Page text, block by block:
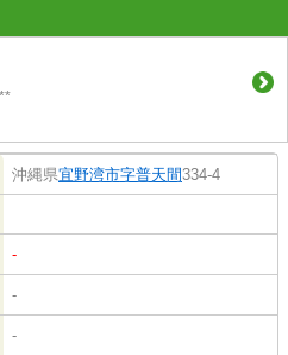
沖縄県宜野湾市字普天間334-4
-
-
-